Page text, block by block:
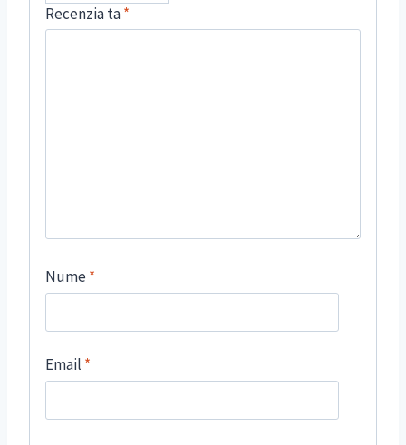
Recenzia ta*
Nume*
Email *